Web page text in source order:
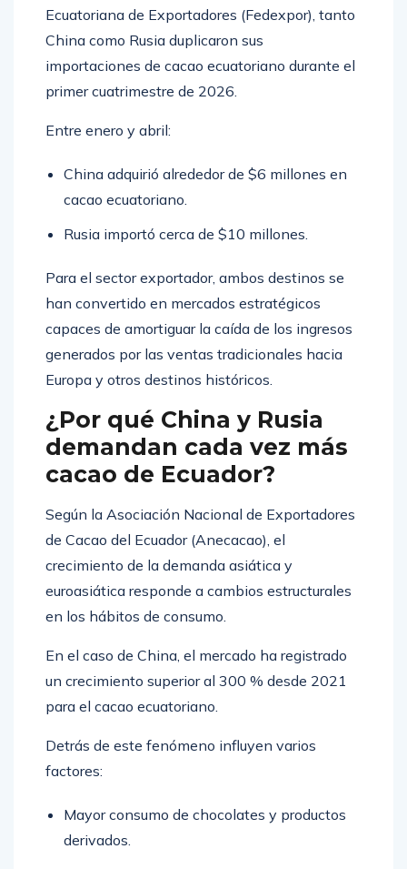
Ecuatoriana de Exportadores (Fedexpor), tanto
China como Rusia duplicaron sus
importaciones de cacao ecuatoriano durante el
primer cuatrimestre de 2026.
Entre enero y abril:
China adquirió alrededor de $6 millones en
cacao ecuatoriano.
Rusia importó cerca de $10 millones.
Para el sector exportador, ambos destinos se
han convertido en mercados estratégicos
capaces de amortiguar la caída de los ingresos
generados por las ventas tradicionales hacia
Europa y otros destinos históricos.
¿Por qué China y Rusia
demandan cada vez más
cacao de Ecuador?
Según la Asociación Nacional de Exportadores
de Cacao del Ecuador (Anecacao), el
crecimiento de la demanda asiática y
euroasiática responde a cambios estructurales
en los hábitos de consumo.
En el caso de China, el mercado ha registrado
un crecimiento superior al 300 % desde 2021
para el cacao ecuatoriano.
Detrás de este fenómeno influyen varios
factores:
Mayor consumo de chocolates y productos
derivados.